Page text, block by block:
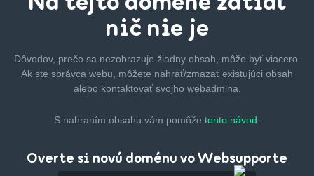
nič nie je
Dôvodov, prečo sa nezobrazuje žiadny obsah, môže byťviacero.
Ak ste správca webu, môžete nahrať/zmazaťexistujúci obsah
alebo kontaktovať svojho webadmina.
S nahraním obsahu vám pomôže tento návod.
Overte si novú doménu vo Websupporte